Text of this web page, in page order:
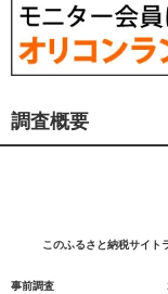
調査概要
このふるさと納税サイト
事前調査